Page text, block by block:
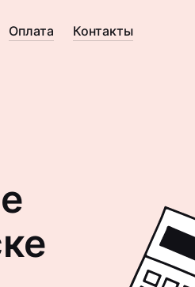
Оплата Контакты